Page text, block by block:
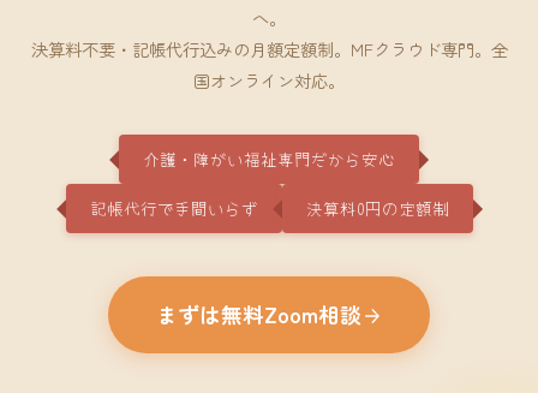
へ。
決算料不要・記帳代行込みの月額定額制。MFクラウド専門。全
国オンライン対応。
介護・障がい福祉専門だから安心
記帳代行で手間いらず 決算料0円の定額制
まずは無料Zoom相談